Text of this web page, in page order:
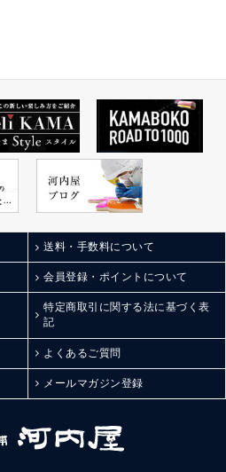
送料・手数料について
会員登録・ポイントについて
特定商取引に関する法に基づく表
記
よくあるご質問
メールマガジン登録